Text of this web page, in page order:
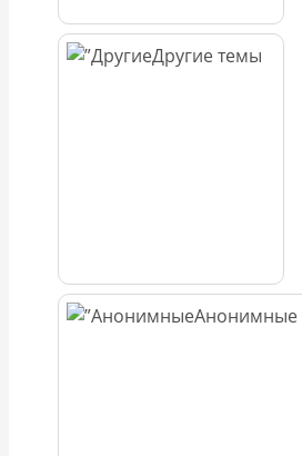
Другие темы
Анонимные